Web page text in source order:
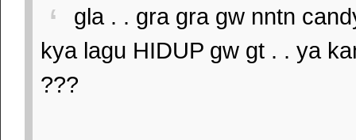
gla . . gra gra gw nntn
kya lagu HIDUP gw gt . . ya
???